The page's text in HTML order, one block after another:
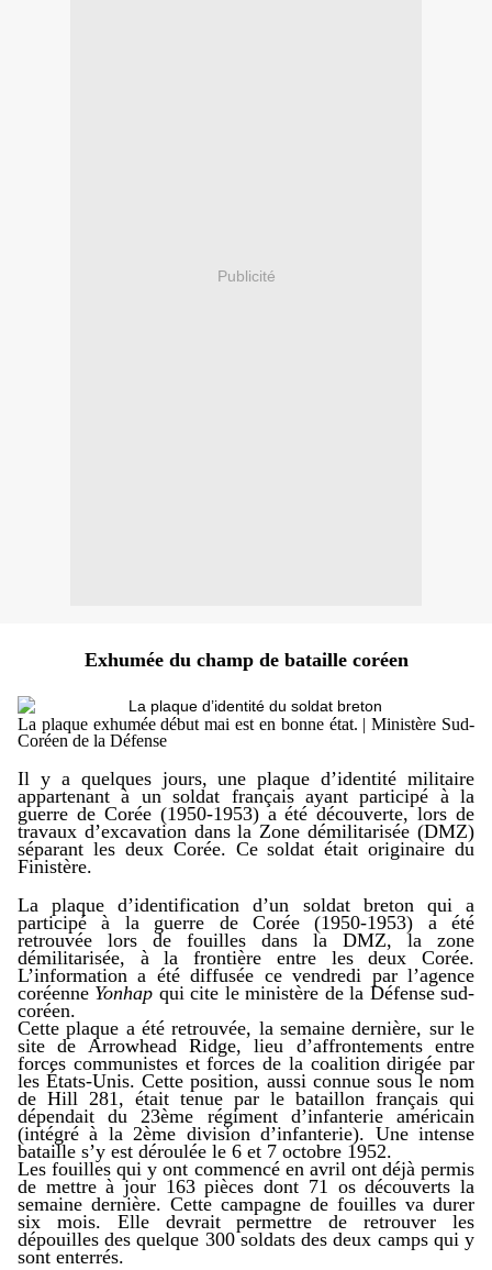
Publicité
Exhumée du champ de bataille coréen
La plaque exhumée début mai est en bonne état. | Ministère Sud-
Coréen de la Défense
Il y a quelques jours, une plaque d’identité militaire
appartenant à un soldat français ayant participé à la
guerre de Corée (1950-1953) a été découverte, lors de
travaux d’excavation dans la Zone démilitarisée (DMZ)
séparant les deux Corée. Ce soldat était originaire du
Finistère.
La plaque d’identification d’un soldat breton qui a
participé à la guerre de Corée (1950-1953) a été
retrouvée lors de fouilles dans la DMZ, la zone
démilitarisée, à la frontière entre les deux Corée.
L’information a été diffusée ce vendredi par l’agence
coréenne Yonhap qui cite le ministère de la Défense sud-
coréen.
Cette plaque a été retrouvée, la semaine dernière, sur le
site de Arrowhead Ridge, lieu d’affrontements entre
forces communistes et forces de la coalition dirigée par
les États-Unis. Cette position, aussi connue sous le nom
de Hill 281, était tenue par le bataillon français qui
dépendait du 23ème régiment d’infanterie américain
(intégré à la 2ème division d’infanterie). Une intense
bataille s’y est déroulée le 6 et 7 octobre 1952.
Les fouilles qui y ont commencé en avril ont déjà permis
de mettre à jour 163 pièces dont 71 os découverts la
semaine dernière. Cette campagne de fouilles va durer
six mois. Elle devrait permettre de retrouver les
dépouilles des quelque 300 soldats des deux camps qui y
sont enterrés.